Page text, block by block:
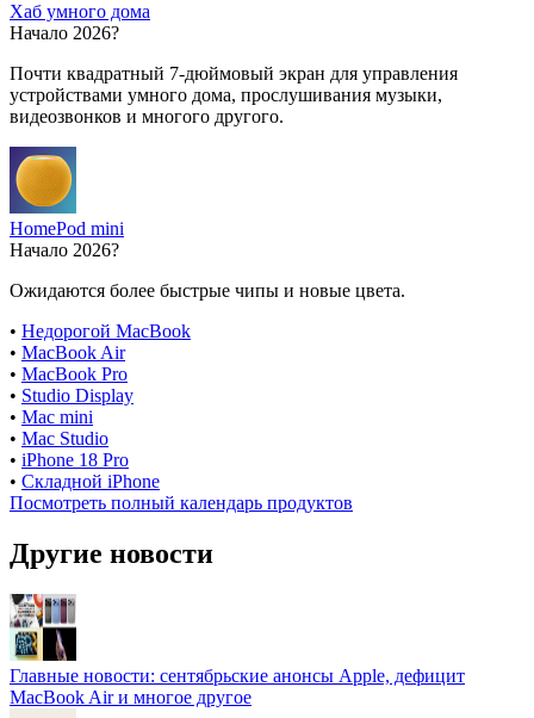
Хаб умного дома
Начало 2026?
Почти квадратный 7-дюймовый экран для управления
устройствами умного дома, прослушивания музыки,
видеозвонков и многого другого.
HomePod mini
Начало 2026?
Ожидаются более быстрые чипы и новые цвета.
• Недорогой MacBook
• MacBook Air
• MacBook Pro
• Studio Display
• Mac mini
• Mac Studio
• iPhone 18 Pro
• Складной iPhone
Посмотреть полный календарь продуктов
Другие новости
Главные новости: сентябрьские анонсы Apple, дефицит
MacBook Air и многое другое